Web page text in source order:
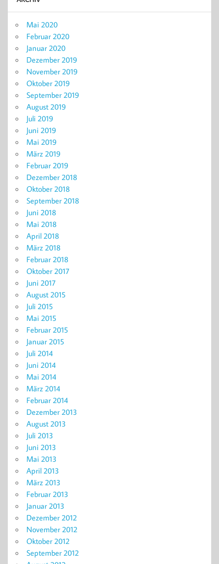
Mai 2020
Februar 2020
Januar 2020
Dezember 2019
November 2019
Oktober 2019
September 2019
August 2019
Juli 2019
Juni 2019
Mai 2019
März 2019
Februar 2019
Dezember 2018
Oktober 2018
September 2018
Juni 2018
Mai 2018
April 2018
März 2018
Februar 2018
Oktober 2017
Juni 2017
August 2015
Juli 2015
Mai 2015
Februar 2015
Januar 2015
Juli 2014
Juni 2014
Mai 2014
März 2014
Februar 2014
Dezember 2013
August 2013
Juli 2013
Juni 2013
Mai 2013
April 2013
März 2013
Februar 2013
Januar 2013
Dezember 2012
November 2012
Oktober 2012
September 2012